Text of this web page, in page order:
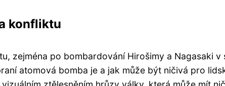
konfliktu
zejména po bombardování Hirošimy a Nagasaki v
atomová bomba je a jak může být ničivá pro